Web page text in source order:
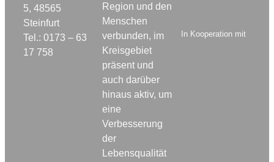
5, 48565
Steinfurt
Tel.: 0173 – 63
17 758
Region und den
Menschen
verbunden, im
Kreisgebiet
präsent und
auch darüber
hinaus aktiv, um
eine
Verbesserung
der
Lebensqualität
In Kooperation mit